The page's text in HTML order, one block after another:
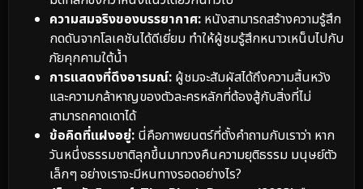
ความสมจริงของบรรยากาศ: หนังสามารถสร้างความรู้สึก
กดดันจากโลเคชันได้ดีเยี่ยม ทำให้ผู้ชมรู้สึกหนาวเหน็บไปกับ
ภัยคุกคามใต้น้ำ
การแสดงที่ดึงอารมณ์: ผู้ชมจะสัมผัสได้ถึงความสิ้นหวัง
และความกล้าหาญของตัวละครหลักที่ต้องสู้กับสิ่งที่ไม่
สามารถคาดเดาได้
ข้อคิดที่แฝงอยู่: นี่คือภาพยนตร์ที่ตั้งคำถามกับเราว่า หาก
วันหนึ่งธรรมชาติลุกขึ้นมาทวงคืนความยุติธรรม มนุษย์ตัว
เล็กๆ อย่างเราจะมีหนทางรอดอย่างไร?